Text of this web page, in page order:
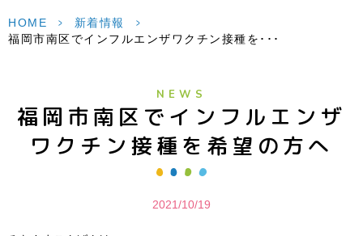
HOME > 新着情報
>
福岡市南区でインフルエンザワクチン接種を･･･
NEWS
福岡市南区でインフルエンザ
ワクチン接種を希望の方へ
2021/10/19